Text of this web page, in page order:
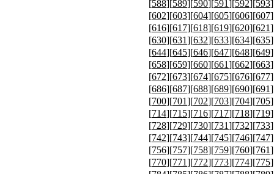
[588][589][590][591][592][593
[602][603][604][605][606][607
[616][617][618][619][620][621
[630][631][632][633][634][635
[644][645][646][647][648][649
[658][659][660][661][662][663
[672][673][674][675][676][677
[686][687][688][689][690][691
[700][701][702][703][704][705
[714][715][716][717][718][719
[728][729][730][731][732][733
[742][743][744][745][746][747
[756][757][758][759][760][761
[770][771][772][773][774][775